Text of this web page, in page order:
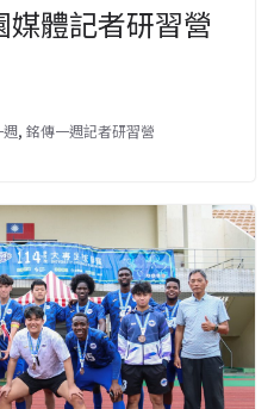
媒體記者研習營
, 銘傳一週記者研習營